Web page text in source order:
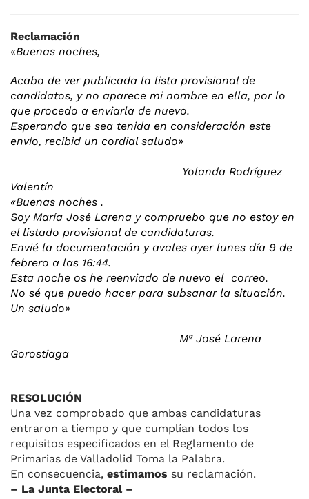
Reclamación
«Buenas noches,
Acabo de ver publicada la lista provisional de
candidatos, y no aparece mi nombre en ella, por lo
que procedo a enviarla de nuevo.
Esperando que sea tenida en consideración este
envío, recibid un cordial saludo»
Yolanda Rodríguez
Valentín
«Buenas noches .
Soy María José Larena y compruebo que no estoy en
el listado provisional de candidaturas.
Envié la documentación y avales ayer lunes día 9 de
febrero a las 16:44.
Esta noche os he reenviado de nuevo el correo.
No sé que puedo hacer para subsanar la situación.
Un saludo»
Mª José Larena
Gorostiaga
RESOLUCIÓN
Una vez comprobado que ambas candidaturas
entraron a tiempo y que cumplían todos los
requisitos especificados en el Reglamento de
Primarias de Valladolid Toma la Palabra.
En consecuencia, estimamos su reclamación.
– La Junta Electoral –